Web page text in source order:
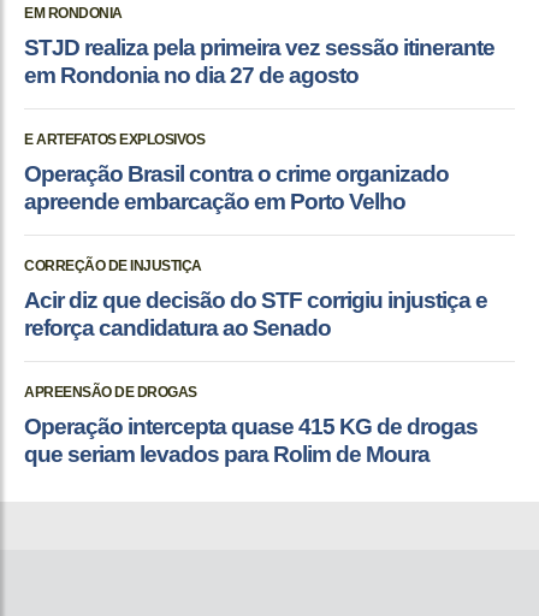
EM RONDONIA
STJD realiza pela primeira vez sessão itinerante
em Rondonia no dia 27 de agosto
E ARTEFATOS EXPLOSIVOS
Operação Brasil contra o crime organizado
apreende embarcação em Porto Velho
CORREÇÃO DE INJUSTIÇA
Acir diz que decisão do STF corrigiu injustiça e
reforça candidatura ao Senado
APREENSÃO DE DROGAS
Operação intercepta quase 415 KG de drogas
que seriam levados para Rolim de Moura